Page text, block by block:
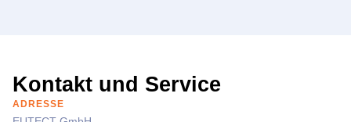
Kontakt und Service
ADRESSE